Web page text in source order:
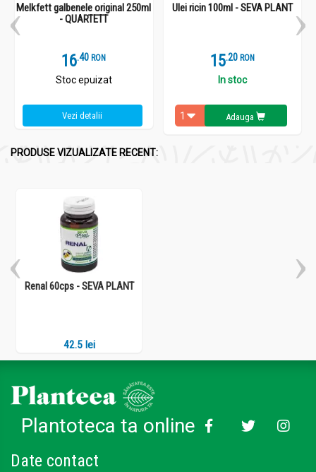
Melkfett galbenele original 250ml
- QUARTETT
16.4 RON
Stoc epuizat
Vezi detalii
Ulei ricin 100ml - SEVA PLANT
15.2 RON
In stoc
Adauga
PRODUSE VIZUALIZATE RECENT:
Renal 60cps - SEVA PLANT
42.5 lei
Plantoteca ta online
Date contact